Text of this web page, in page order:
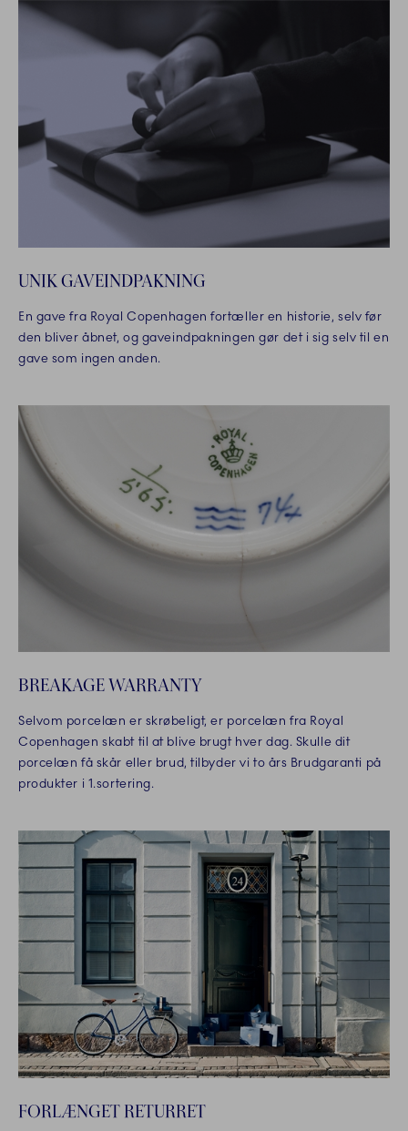
UNIK GAVEINDPAKNING
En gave fra Royal Copenhagen fortæller en historie, selv før
den bliver åbnet, og gaveindpakningen gør det i sig selv til en
gave som ingen anden.
BREAKAGE WARRANTY
Selvom porcelæn er skrøbeligt, er porcelæn fra Royal
Copenhagen skabt til at blive brugt hver dag. Skulle dit
porcelæn få skår eller brud, tilbyder vi to års Brudgaranti på
produkter i 1.sortering.
FORLÆNGET RETURRET